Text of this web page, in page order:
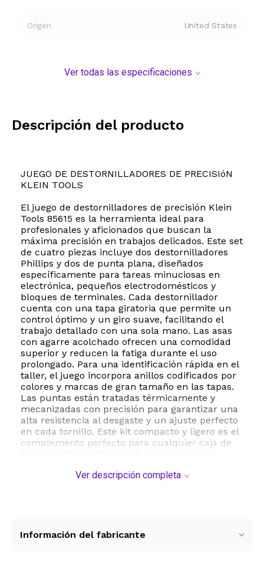
Origen United States
Ver todas las especificaciones
Descripción del producto
JUEGO DE DESTORNILLADORES DE PRECISIóN
KLEIN TOOLS
El juego de destornilladores de precisión Klein
Tools 85615 es la herramienta ideal para
profesionales y aficionados que buscan la
máxima precisión en trabajos delicados. Este set
de cuatro piezas incluye dos destornilladores
Phillips y dos de punta plana, diseñados
específicamente para tareas minuciosas en
electrónica, pequeños electrodomésticos y
bloques de terminales. Cada destornillador
cuenta con una tapa giratoria que permite un
control óptimo y un giro suave, facilitando el
trabajo detallado con una sola mano. Las asas
con agarre acolchado ofrecen una comodidad
superior y reducen la fatiga durante el uso
prolongado. Para una identificación rápida en el
taller, el juego incorpora anillos codificados por
colores y marcas de gran tamaño en las tapas.
Las puntas están tratadas térmicamente y
mecanizadas con precisión para garantizar una
alta resistencia al desgaste y un ajuste perfecto
en cada tornillo. Este kit compacto y ligero es el
complemento perfecto para cualquier caja de
INTERNACIONALES.
Ver descripción completa
Información del fabricante